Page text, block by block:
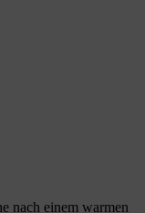
nach einem warmen